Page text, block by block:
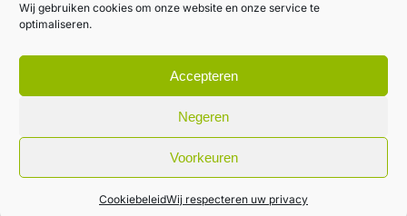
Wij gebruiken cookies om onze website en onze service te
optimaliseren.
Accepteren
Negeren
Voorkeuren
CookiebeleidWij respecteren uw privacy
Kennismakingspakket aanvragen
Blijft op de hoogte
Rechtstreeks van het veld naar je inbox.
Inschrijven nieuwsbrief
Algemene voorwaarden|Privacybeleid| gemaakt met door
creativitijd